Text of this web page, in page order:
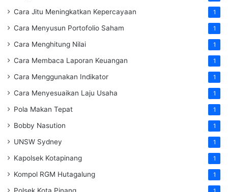
Cara Jitu Meningkatkan Kepercayaan 1
Cara Menyusun Portofolio Saham 1
Cara Menghitung Nilai 1
Cara Membaca Laporan Keuangan 1
Cara Menggunakan Indikator 1
Cara Menyesuaikan Laju Usaha 1
Pola Makan Tepat 1
Bobby Nasution 1
UNSW Sydney 1
Kapolsek Kotapinang 1
Kompol RGM Hutagalung 1